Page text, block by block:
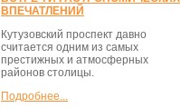
ВПЕЧАТЛЕНИЙ
Кутузовский проспект давно
считается одним из самых
престижных и атмосферных
районов столицы.
Подробнее...